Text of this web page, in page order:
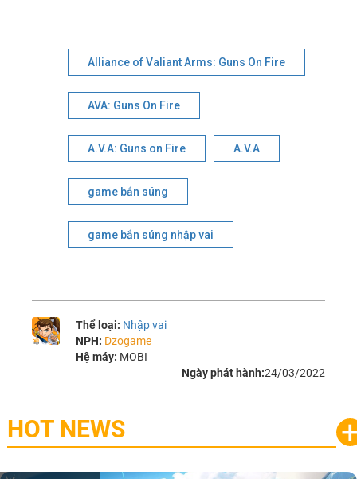
Alliance of Valiant Arms: Guns On Fire
AVA: Guns On Fire
A.V.A: Guns on Fire A.V.A
game bắn súng
game bắn súng nhập vai
Thể loại: Nhập vai
NPH: Dzogame
Hệ máy: MOBI
Ngày phát hành:24/03/2022
HOT NEWS